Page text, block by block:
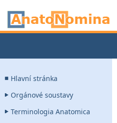
Hlavní stránka
Orgánové soustavy
Terminologia Anatomica